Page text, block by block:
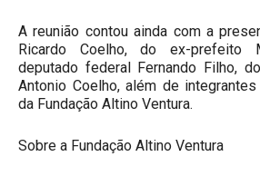
A reunião contou ainda com a
Ricardo Coelho, do ex-prefeito
deputado federal Fernando Filho,
Antonio Coelho, além de
da Fundação Altino Ventura.
Sobre a Fundação Altino Ventura